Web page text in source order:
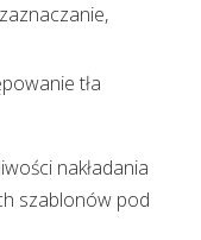
tła
nakładania
szablonów pod